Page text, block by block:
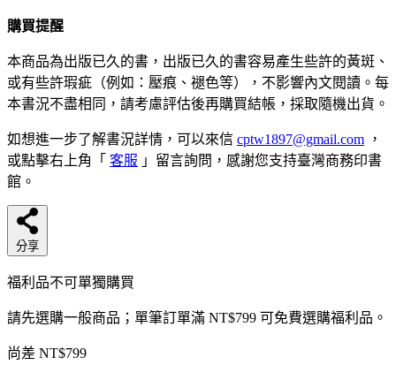
購買提醒
本商品為出版已久的書，出版已久的書容易產生些許的黃斑、
或有些許瑕疵（例如：壓痕、褪色等），不影響內文閱讀。每
本書況不盡相同，請考慮評估後再購買結帳，採取隨機出貨。
如想進一步了解書況詳情，可以來信 cptw1897@gmail.com ，
或點擊右上角「 客服 」留言詢問，感謝您支持臺灣商務印書
館。
分享
福利品不可單獨購買
請先選購一般商品；單筆訂單滿 NT$799 可免費選購福利品。
尚差 NT$799